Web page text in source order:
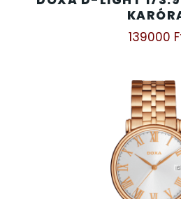
139000